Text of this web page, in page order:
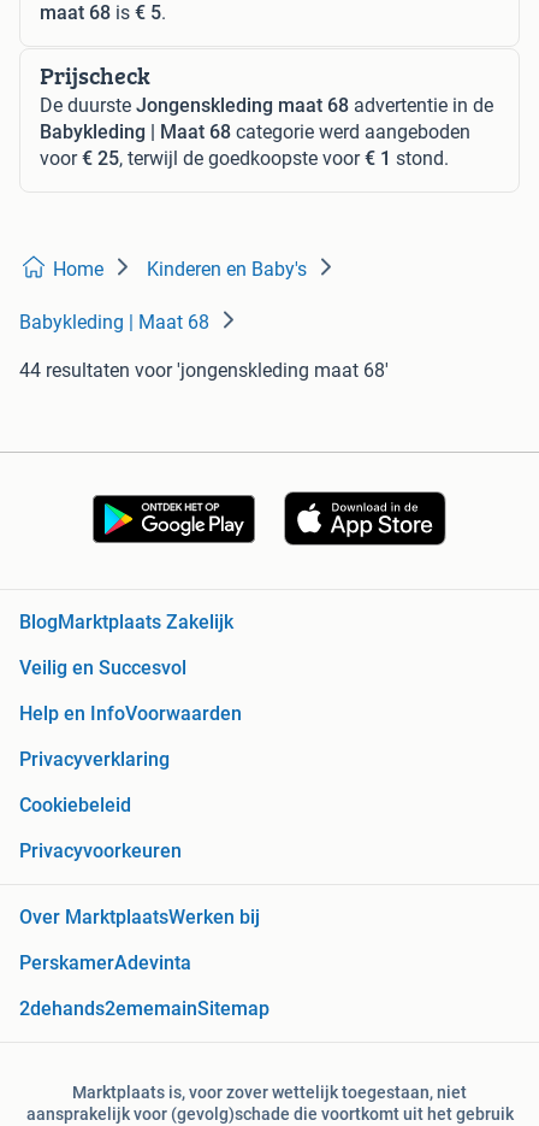
maat 68 is € 5.
Prijscheck
De duurste Jongenskleding maat 68 advertentie in de
Babykleding | Maat 68 categorie werd aangeboden
voor€ 25, terwijl de goedkoopste voor€ 1 stond.
Home Kinderen en Baby's
Babykleding | Maat 68
44 resultaten voor 'jongenskleding maat 68'
Blog Marktplaats Zakelijk
Veilig en Succesvol
Help en InfoVoorwaarden
Privacyverklaring
Cookiebeleid
Privacyvoorkeuren
Over MarktplaatsWerken bij
PerskamerAdevinta
2dehands2ememainSitemap
Marktplaats is, voor zover wettelijk toegestaan, niet
aansprakelijk voor (gevolg)schade die voortkomt uit het gebruik